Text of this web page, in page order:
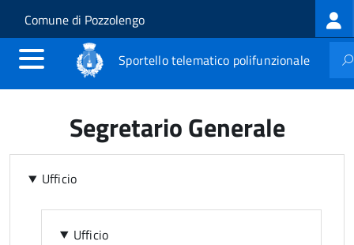
Salta al contenuto principale
Skip to site navigation
Comune di Pozzolengo
Sportello telematico polifunzionale
Segretario Generale
Ufficio
Ufficio